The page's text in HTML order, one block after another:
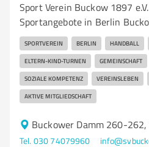
Sport Verein Buckow 1897
Sportangebote in Berlin
SPORTVEREIN BERLIN HANDBALL
ELTERN-KIND-TURNEN GEMEINSCHAFT
SOZIALE KOMPETENZ VEREINSLEBEN
AKTIVE MITGLIEDSCHAFT
Buckower Damm 260-
Tel. 030 74079960